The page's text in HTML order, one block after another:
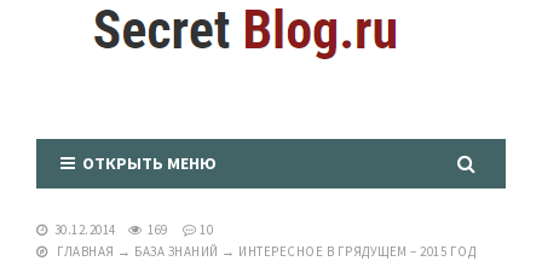
ОТКРЫТЬ МЕНЮ
30.12.2014 169
10
ГЛАВНАЯ → БАЗА ЗНАНИЙ → ИНТЕРЕСНОЕ В ГРЯДУЩЕМ – 2015 ГОД